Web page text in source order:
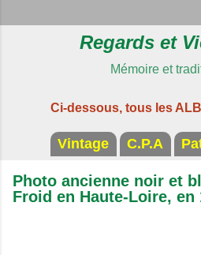
Regards et
Mémoire et
Ci-dessous, tous les
Vintage C.P.A
Photo ancienne noir et
Froid en Haute-Loire, en